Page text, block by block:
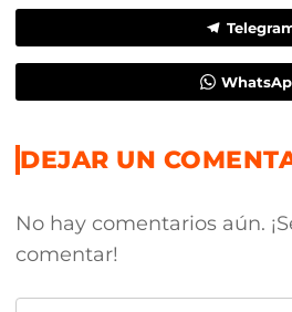
DEJAR UN
No hay comentarios aún.
comentar!